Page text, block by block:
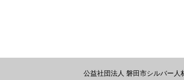
公益社団法人 磐田市シルバー人